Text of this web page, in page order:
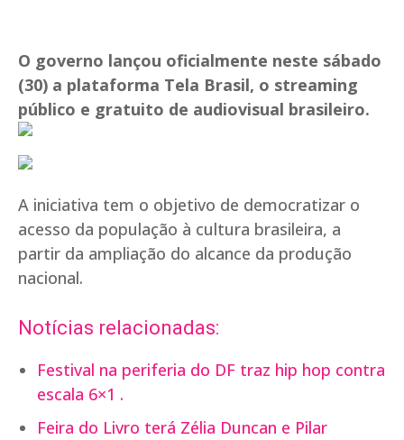
O governo lançou oficialmente neste sábado
(30) a plataforma Tela Brasil, o streaming
público e gratuito de audiovisual brasileiro.
A iniciativa tem o objetivo de democratizar o
acesso da população à cultura brasileira, a
partir da ampliação do alcance da produção
nacional.
Notícias relacionadas:
Festival na periferia do DF traz hip hop contra
escala 6×1 .
Feira do Livro terá Zélia Duncan e Pilar